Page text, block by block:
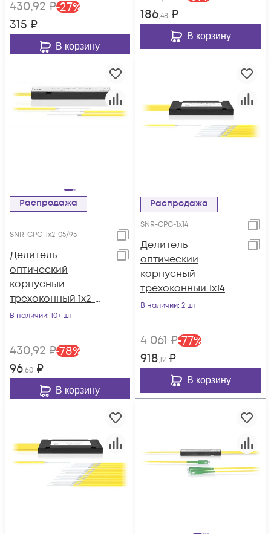
430,92 ₽-27%
315 ₽
В корзину
186,48 ₽
В корзину
Распродажа
SNR-CPС-1x2-05/95
Делитель
оптический
корпусный
трехоконный 1х2-
05/95
В наличии: 10+ шт
430,92 ₽-78%
96,60 ₽
В корзину
Распродажа
SNR-CPC-1x14
Делитель
оптический
корпусный
трехоконный 1х14
В наличии: 2 шт
4 061 ₽-77%
918,12 ₽
В корзину